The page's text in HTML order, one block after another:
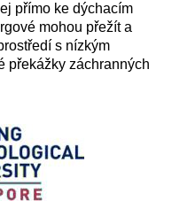
přímo ke dýchacím
mohou přežít a
s nízkým
překážky záchranných